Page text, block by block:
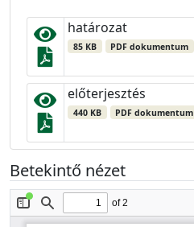
határozat
85 KB PDF dokumentum
előterjesztés
440 KB PDF dokumentum
Betekintő nézet